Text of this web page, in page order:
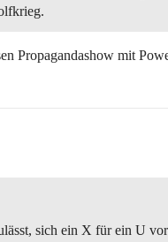
Propagandashow mit
sich ein X für ein U